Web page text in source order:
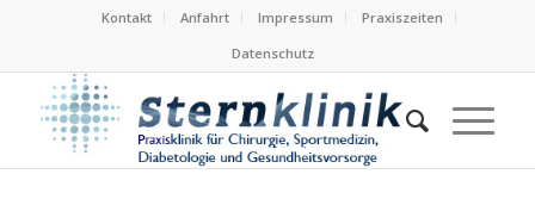
Kontakt Anfahrt Impressum
Praxiszeiten
Datenschutz